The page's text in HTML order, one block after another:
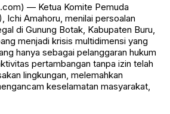
— Ketua Komite Pemuda
Ichi Amahoru, menilai persoalan
di Gunung Botak, Kabupaten Buru,
menjadi krisis multidimensi yang
hanya sebagai pelanggaran hukum
pertambangan tanpa izin telah
lingkungan, melemahkan
keselamatan masyarakat,